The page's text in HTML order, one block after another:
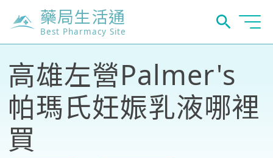
藥局生活通
Best Pharmacy Site
高雄左營Palmer's
帕瑪氏妊娠乳液哪裡
買